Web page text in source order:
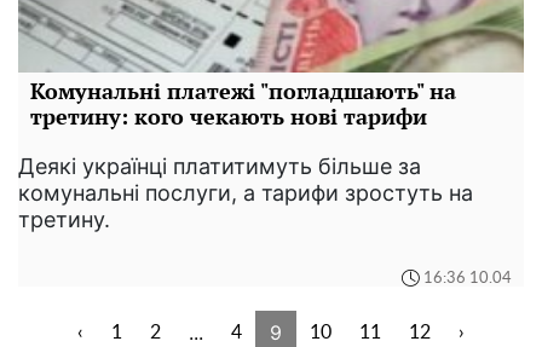
Комунальні платежі "погладшають" на
третину: кого чекають нові тарифи
Деякі українці платитимуть більше за
комунальні послуги, а тарифи зростуть на
третину.
16:36 10.04
‹ 1 2 ... 4 9 10 11 12 ›